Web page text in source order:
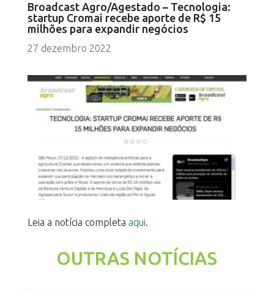
Broadcast Agro/Agestado – Tecnologia:
startup Cromai recebe aporte de R$ 15
milhões para expandir negócios
27 dezembro 2022
Leia a notícia completa aqui.
OUTRAS NOTÍCIAS